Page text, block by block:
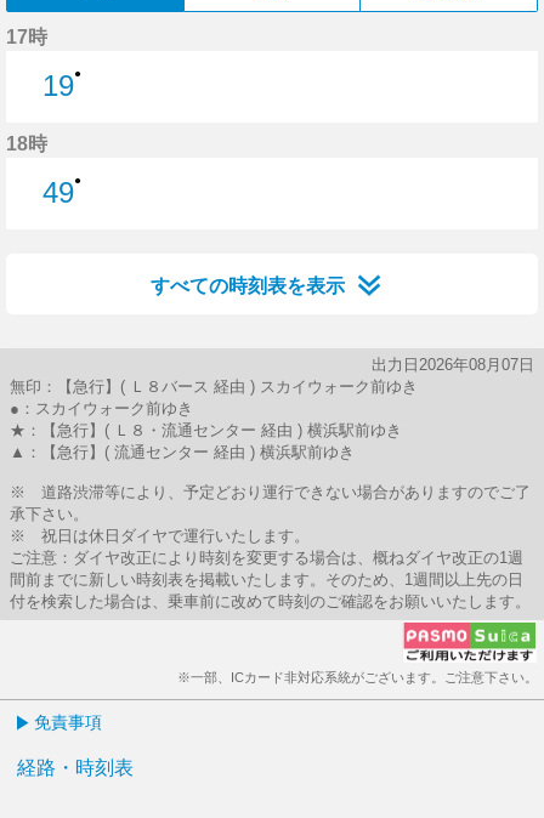
17時
19●
18時
49●
すべての時刻表を表示
出力日2026年08月07日
無印：【急行】( Ｌ８バース 経由 ) スカイウォーク前ゆき
●：スカイウォーク前ゆき
★：【急行】( Ｌ８・流通センター 経由 ) 横浜駅前ゆき
▲：【急行】( 流通センター 経由 ) 横浜駅前ゆき
※ 道路渋滞等により、予定どおり運行できない場合がありますのでご了
承下さい。
※ 祝日は休日ダイヤで運行いたします。
ご注意：ダイヤ改正により時刻を変更する場合は、概ねダイヤ改正の1週
間前までに新しい時刻表を掲載いたします。そのため、1週間以上先の日
付を検索した場合は、乗車前に改めて時刻のご確認をお願いいたします。
※一部、ICカード非対応系統がございます。ご注意下さい。
免責事項
経路・時刻表